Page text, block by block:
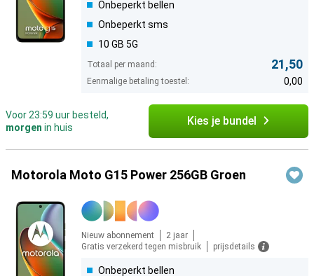
Onbeperkt bellen
Onbeperkt sms
10 GB 5G
Totaal per maand: 21,50
Eenmalige betaling toestel: 0,00
Voor 23:59 uur besteld,
morgen in huis Kies je bundel
Motorola Moto G15 Power 256GB Groen
Nieuw abonnement
2 jaar
Gratis verzekerd tegen misbruik
prijsdetails
Onbeperkt bellen